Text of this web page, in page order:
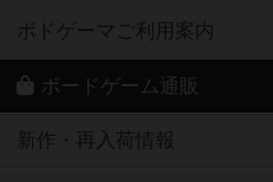
ボドゲーマご利用案内
ボードゲーム通販
新作・再入荷情報